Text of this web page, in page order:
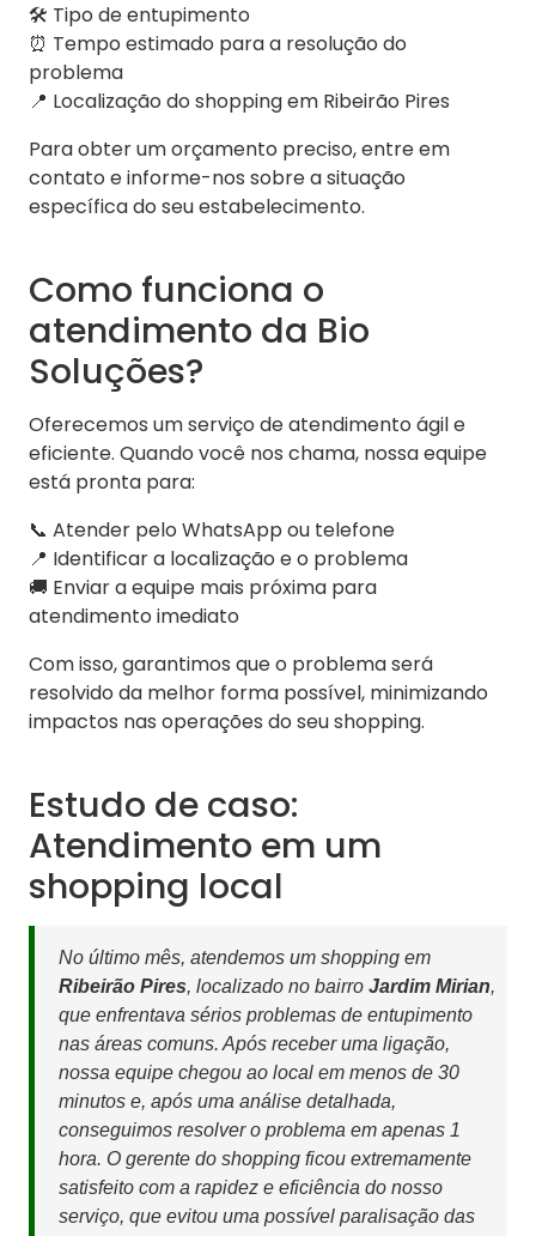
🛠️ Tipo de entupimento
⏰ Tempo estimado para a resolução do
problema
📍 Localização do shopping em Ribeirão Pires
Para obter um orçamento preciso, entre em
contato e informe-nos sobre a situação
específica do seu estabelecimento.
Como funciona o
atendimento da Bio
Soluções?
Oferecemos um serviço de atendimento ágil e
eficiente. Quando você nos chama, nossa equipe
está pronta para:
📞 Atender pelo WhatsApp ou telefone
📍 Identificar a localização e o problema
🚚 Enviar a equipe mais próxima para
atendimento imediato
Com isso, garantimos que o problema será
resolvido da melhor forma possível, minimizando
impactos nas operações do seu shopping.
Estudo de caso:
Atendimento em um
shopping local
No último mês, atendemos um shopping em
Ribeirão Pires, localizado no bairro Jardim Mirian,
que enfrentava sérios problemas de entupimento
nas áreas comuns. Após receber uma ligação,
nossa equipe chegou ao local em menos de 30
minutos e, após uma análise detalhada,
conseguimos resolver o problema em apenas 1
hora. O gerente do shopping ficou extremamente
satisfeito com a rapidez e eficiência do nosso
serviço, que evitou uma possível paralisação das